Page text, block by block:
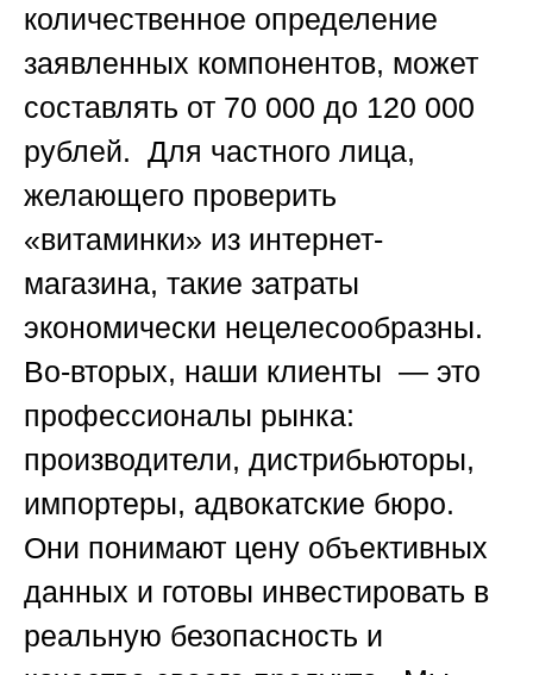
количественное определение
заявленных компонентов, может
составлять от 70 000 до 120 000
рублей. Для частного лица,
желающего проверить
«витаминки» из интернет-
магазина, такие затраты
экономически нецелесообразны.
Во-вторых, наши клиенты — это
профессионалы рынка:
производители, дистрибьюторы,
импортеры, адвокатские бюро.
Они понимают цену объективных
данных и готовы инвестировать в
реальную безопасность и